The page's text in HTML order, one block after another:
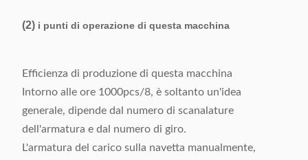
Alimentazione elettrica 220V/50/60Hz 1.5Kw
1pcs
Dimensione
(L) 1050* (W) 1800* (H)
1500mm
(2) i punti di operazione di questa macchina
Efficienza di produzione di questa macchina
Intorno alle ore 1000pcs/8, è soltanto un'idea
generale, dipende dal numero di scanalature
dell'armatura e dal numero di giro.
L'armatura del carico sulla navetta manualmente,